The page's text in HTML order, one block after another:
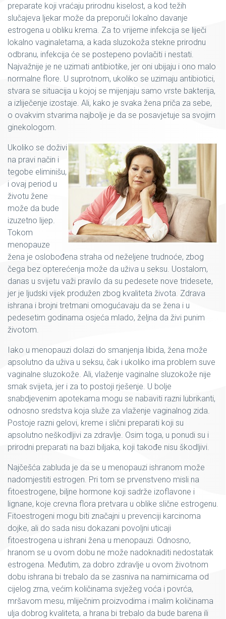
preparate koji vraćaju prirodnu kiselost, a kod težih
slučajeva ljekar može da preporuči lokalno davanje
estrogena u obliku krema. Za to vrijeme infekcija se liječi
lokalno vaginaletama, a kada sluzokoža stekne prirodnu
odbranu, infekcija će se postepeno povlačiti i nestati.
Najvažnije je ne uzimati antibiotike, jer oni ubijaju i ono malo
normalne flore. U suprotnom, ukoliko se uzimaju antibiotici,
stvara se situacija u kojoj se mijenjaju samo vrste bakterija,
a izliječenje izostaje. Ali, kako je svaka žena priča za sebe,
o ovakvim stvarima najbolje je da se posavjetuje sa svojim
ginekologom.
Ukoliko se doživi
na pravi način i
tegobe eliminišu,
i ovaj period u
životu žene
može da bude
izuzetno lijep.
Tokom
menopauze
žena je oslobođena straha od neželjene trudnoće, zbog
čega bez opterećenja može da uživa u seksu. Uostalom,
danas u svijetu važi pravilo da su pedesete nove tridesete,
jer je ljudski vijek produžen zbog kvaliteta života. Zdrava
ishrana i brojni tretmani omogućavaju da se žena i u
pedesetim godinama osjeća mlado, željna da živi punim
životom.
Iako u menopauzi dolazi do smanjenja libida, žena može
apsolutno da uživa u seksu, čak i ukoliko ima problem suve
vaginalne sluzokože. Ali, vlaženje vaginalne sluzokože nije
smak svijeta, jer i za to postoji rješenje. U bolje
snabdjevenim apotekama mogu se nabaviti razni lubrikanti,
odnosno sredstva koja služe za vlaženje vaginalnog zida.
Postoje razni gelovi, kreme i slični preparati koji su
apsolutno neškodljivi za zdravlje. Osim toga, u ponudi su i
prirodni preparati na bazi biljaka, koji takođe nisu škodljivi.
Najčešća zabluda je da se u menopauzi ishranom može
nadomjestiti estrogen. Pri tom se prvenstveno misli na
fitoestrogene, biljne hormone koji sadrže izoflavone i
lignane, koje crevna flora pretvara u oblike slične estrogenu.
Fitoestrogeni mogu biti značajni u prevenciji karcinoma
dojke, ali do sada nisu dokazani povoljni uticaji
fitoestrogena u ishrani žena u menopauzi. Odnosno,
hranom se u ovom dobu ne može nadoknaditi nedostatak
estrogena. Međutim, za dobro zdravlje u ovom životnom
dobu ishrana bi trebalo da se zasniva na namirnicama od
cijelog zrna, većim količinama svježeg voća i povrća,
mršavom mesu, mliječnim proizvodima i malim količinama
ulja dobrog kvaliteta, a hrana bi trebalo da bude barena ili